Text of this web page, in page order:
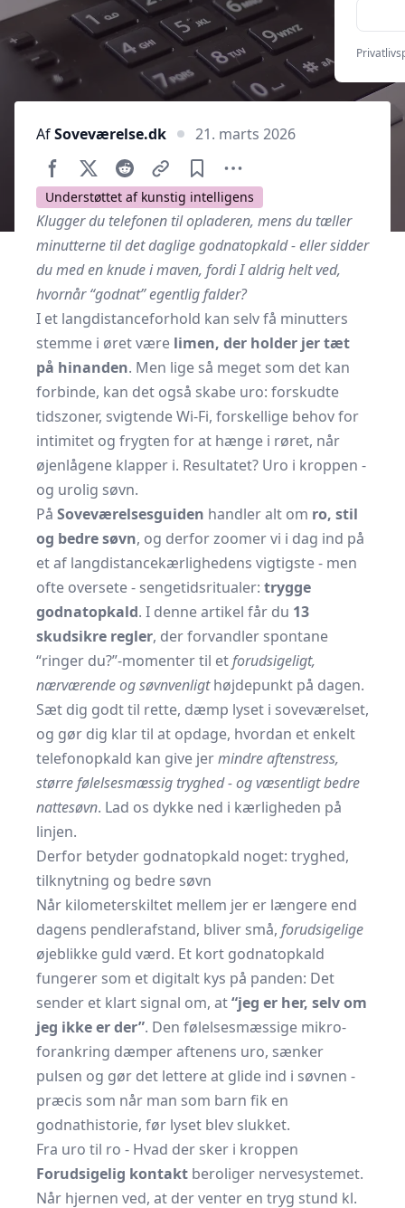
AfSoveværelse.dk 21. marts 2026
Understøttet af kunstig intelligens
Klugger du telefonen til opladeren, mens du tæller
minutterne til det daglige godnatopkald - eller sidder
du med en knude i maven, fordi I aldrig helt ved,
hvornår “godnat” egentlig falder?
I et langdistanceforhold kan selv få minutters
stemme i øret være limen, der holder jer tæt
på hinanden. Men lige så meget som det kan
forbinde, kan det også skabe uro: forskudte
tidszoner, svigtende Wi-Fi, forskellige behov for
intimitet og frygten for at hænge i røret, når
øjenlågene klapper i. Resultatet? Uro i kroppen -
og urolig søvn.
På Soveværelsesguiden handler alt om ro, stil
og bedre søvn, og derfor zoomer vi i dag ind på
et af langdistancekærlighedens vigtigste - men
ofte oversete - sengetidsritualer: trygge
godnatopkald. I denne artikel får du 13
skudsikre regler, der forvandler spontane
“ringer du?”-momenter til etforudsigeligt,
nærværende og søvnvenligthøjdepunkt på dagen.
Sæt dig godt til rette, dæmp lyset i soveværelset,
og gør dig klar til at opdage, hvordan et enkelt
telefonopkald kan give jermindre aftenstress,
større følelsesmæssig tryghed - og væsentligt bedre
nattesøvn. Lad os dykke ned i kærligheden på
linjen.
Derfor betyder godnatopkald noget: tryghed,
tilknytning og bedre søvn
Når kilometerskiltet mellem jer er længere end
dagens pendlerafstand, bliver små, forudsigelige
øjeblikke guld værd. Et kort godnatopkald
fungerer som et digitalt kys på panden: Det
sender et klart signal om, at“jeg er her, selv om
jeg ikke er der”. Den følelsesmæssige mikro-
forankring dæmper aftenens uro, sænker
pulsen og gør det lettere at glide ind i søvnen -
præcis som når man som barn fik en
godnathistorie, før lyset blev slukket.
Fra uro til ro - Hvad der sker i kroppen
Forudsigelig kontakt beroliger nervesystemet.
Når hjernen ved, at der venter en tryg stund kl.